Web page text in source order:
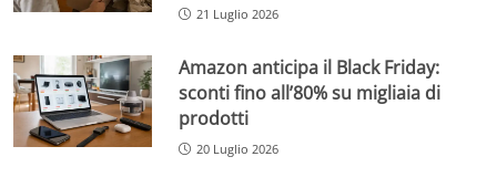
21 Luglio 2026
Amazon anticipa il Black Friday:
sconti fino all’80% su migliaia di
prodotti
20 Luglio 2026